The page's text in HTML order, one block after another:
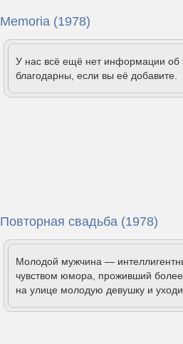
Memoria (1978)
У нас всё ещё нет информации
благодарны, если вы её добавите.
Повторная свадьба (1978)
Молодой мужчина —
чувством юмора, проживший
на улице молодую девушку и